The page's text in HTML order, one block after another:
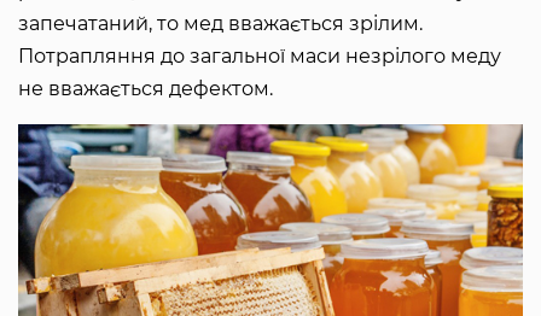
запечатаний, то мед вважається зрілим.
Потрапляння до загальної маси незрілого меду
не вважається дефектом.